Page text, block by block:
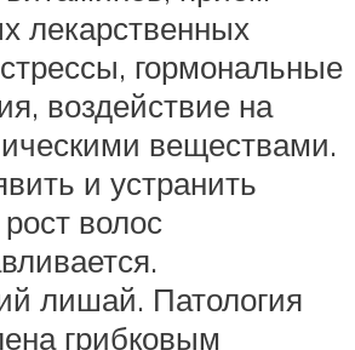
лекарственных
гормональные
воздействие на
веществами.
и устранить
волос
лишай. Патология
грибковым